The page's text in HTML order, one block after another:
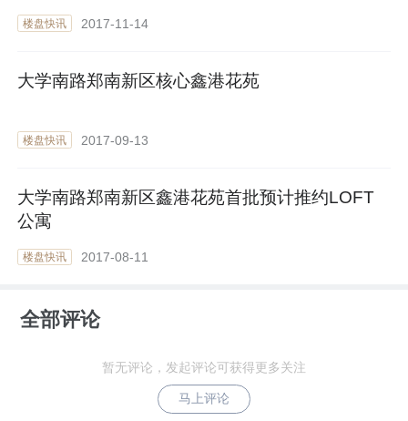
楼盘快讯 2017-11-14
大学南路郑南新区核心鑫港花苑
楼盘快讯 2017-09-13
大学南路郑南新区鑫港花苑首批预计推约LOFT
公寓
楼盘快讯 2017-08-11
全部评论
暂无评论，发起评论可获得更多关注
马上评论